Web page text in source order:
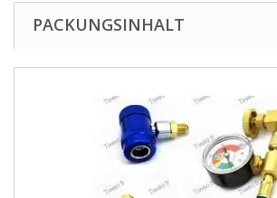
PACKUNGSINHALT